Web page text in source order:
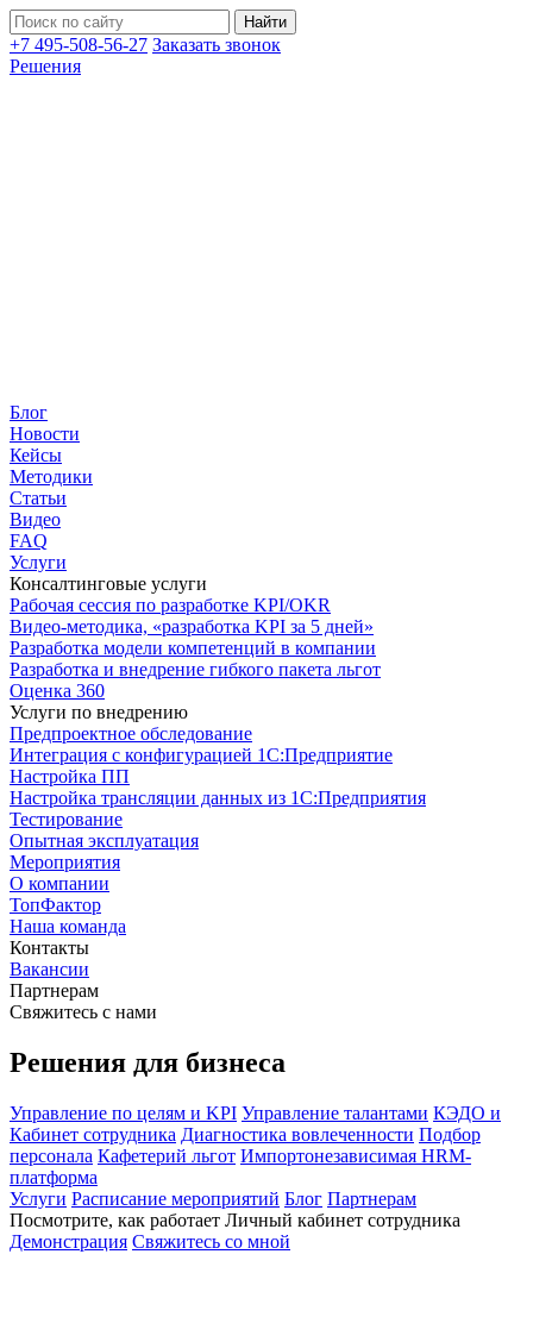
+7 495-508-56-27 Заказать звонок
Решения
Блог
Новости
Кейсы
Методики
Статьи
Видео
FAQ
Услуги
Консалтинговые услуги
Рабочая сессия по разработке KPI/OKR
Видео-методика, «разработка KPI за 5 дней»
Разработка модели компетенций в компании
Разработка и внедрение гибкого пакета льгот
Оценка 360
Услуги по внедрению
Предпроектное обследование
Интеграция с конфигурацией 1С:Предприятие
Настройка ПП
Настройка трансляции данных из 1С:Предприятия
Тестирование
Опытная эксплуатация
Мероприятия
О компании
ТопФактор
Наша команда
Контакты
Вакансии
Партнерам
Свяжитесь с нами
Решения для бизнеса
Управление по целям и KPI Управление талантами КЭДО и
Кабинет сотрудника Диагностика вовлеченности Подбор
персонала Кафетерий льгот Импортонезависимая HRM-
платформа
Услуги Расписание мероприятий Блог Партнерам
Посмотрите, как работает Личный кабинет сотрудника
Демонстрация Свяжитесь со мной